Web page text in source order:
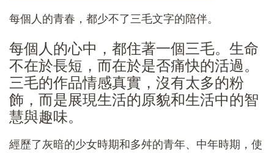
每個人的青春，都少不了三毛文字的陪伴。
每個人的心中，都住著一個三毛。生命
不在於長短，而在於是否痛快的活過。
三毛的作品情感真實，沒有太多的粉
飾，而是展現生活的原貌和生活中的智
慧與趣味。
經歷了灰暗的少女時期和多舛的青年、中年時期，使